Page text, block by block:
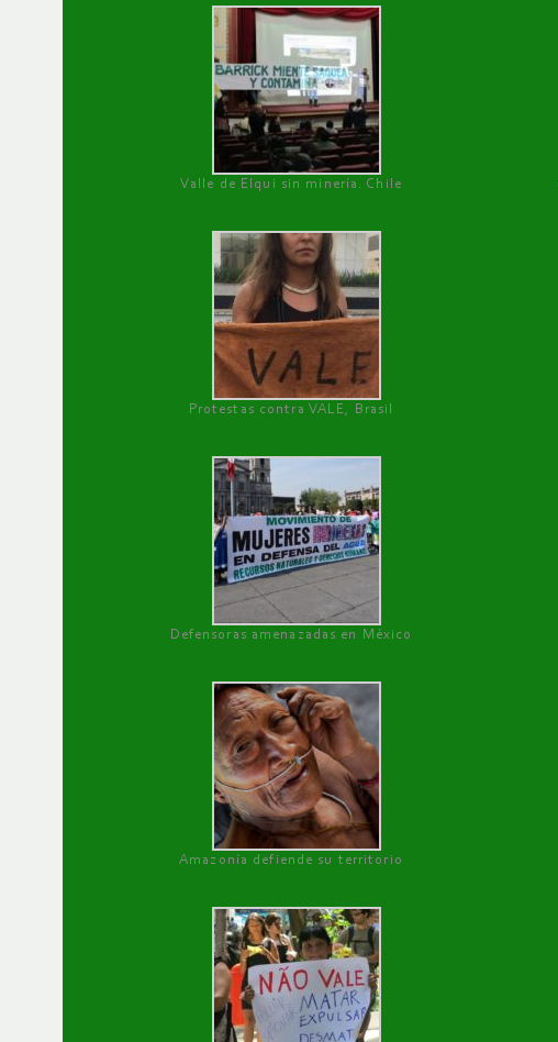
Valle de Elqui sin minería. Chile
Protestas contra VALE, Brasil
Defensoras amenazadas en México
Amazonía defiende su territorio